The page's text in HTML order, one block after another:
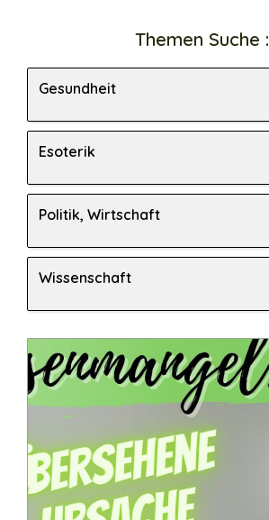
Themen Suche :
Gesundheit
Esoterik
Politik, Wirtschaft
Wissenschaft